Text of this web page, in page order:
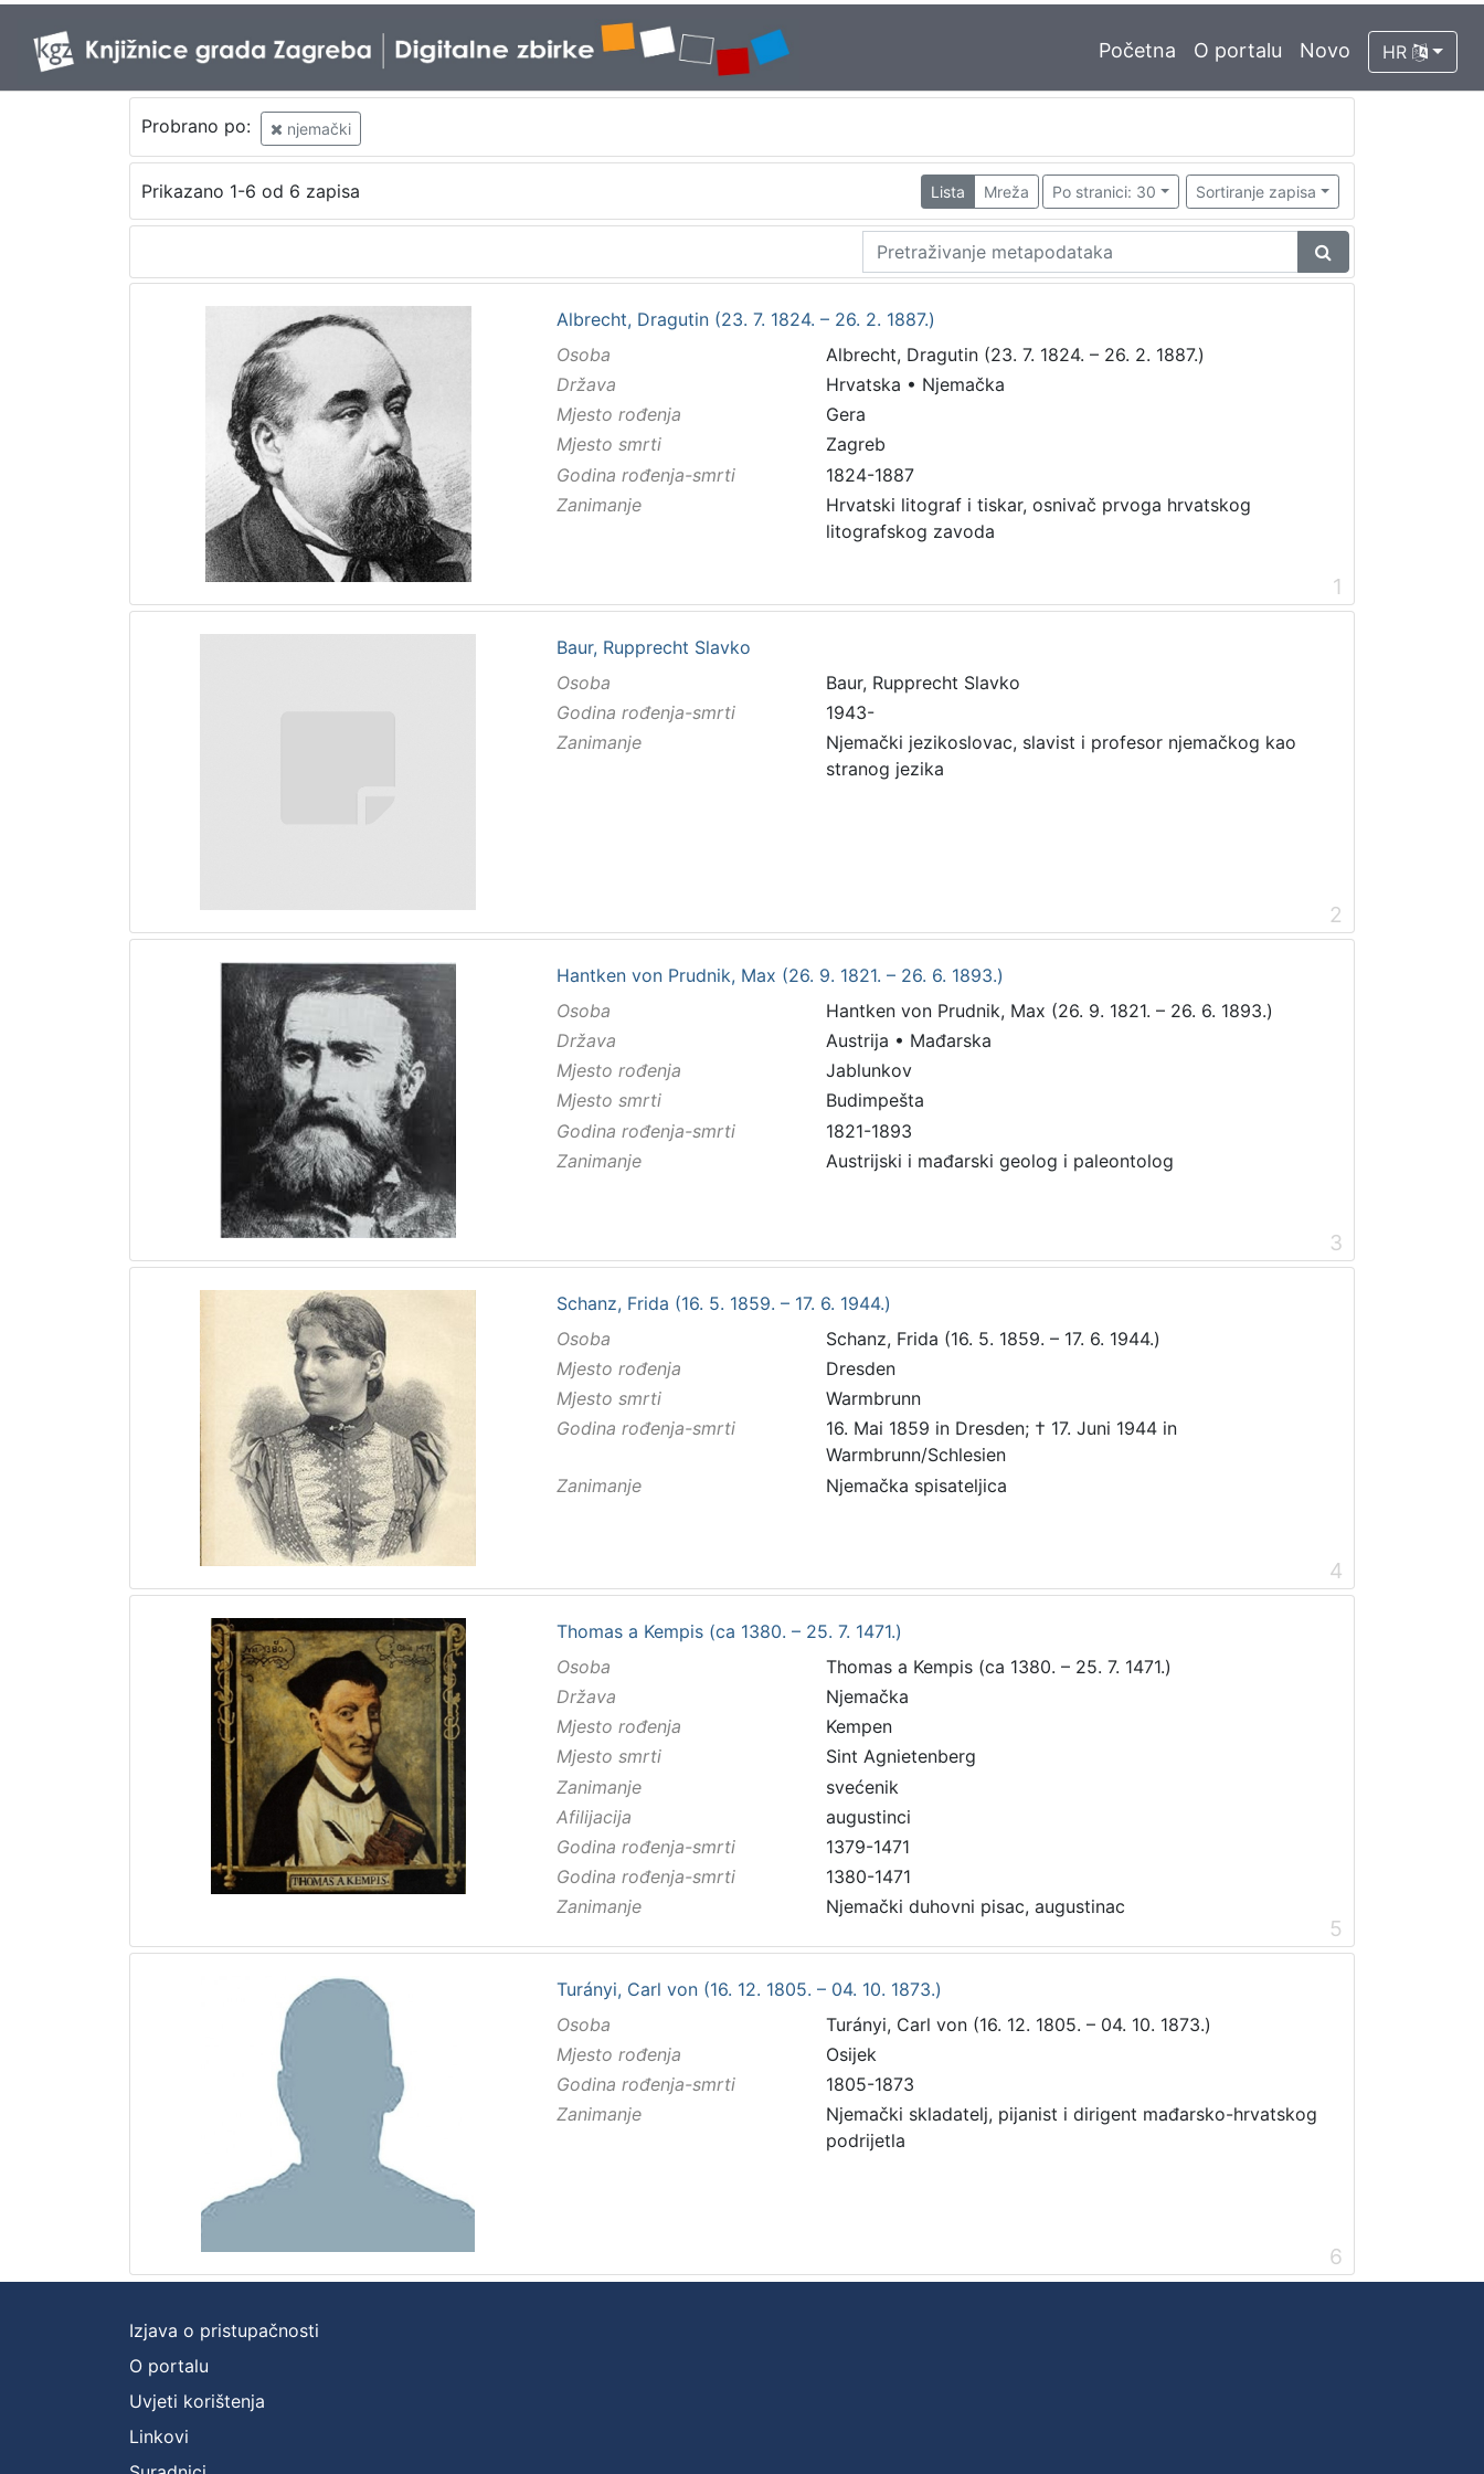
Početna O portalu Novo HR
Probrano po: njemački
Prikazano 1-6 od 6 zapisa Lista Mreža Po stranici: 30 Sortiranje zapisa
Albrecht, Dragutin (23. 7. 1824. – 26. 2. 1887.)
Osoba
Albrecht, Dragutin (23. 7. 1824. – 26. 2. 1887.)
Država
Hrvatska • Njemačka
Mjesto rođenja
Gera
Mjesto smrti
Zagreb
Godina rođenja-smrti
1824-1887
Zanimanje
Hrvatski litograf i tiskar, osnivač prvoga hrvatskog
litografskog zavoda
1
Baur, Rupprecht Slavko
Osoba
Baur, Rupprecht Slavko
Godina rođenja-smrti
1943-
Zanimanje
Njemački jezikoslovac, slavist i profesor njemačkog kao
stranog jezika
2
Hantken von Prudnik, Max (26. 9. 1821. – 26. 6. 1893.)
Osoba
Hantken von Prudnik, Max (26. 9. 1821. – 26. 6. 1893.)
Država
Austrija • Mađarska
Mjesto rođenja
Jablunkov
Mjesto smrti
Budimpešta
Godina rođenja-smrti
1821-1893
Zanimanje
Austrijski i mađarski geolog i paleontolog
3
Schanz, Frida (16. 5. 1859. – 17. 6. 1944.)
Osoba
Schanz, Frida (16. 5. 1859. – 17. 6. 1944.)
Mjesto rođenja
Dresden
Mjesto smrti
Warmbrunn
Godina rođenja-smrti
16. Mai 1859 in Dresden; † 17. Juni 1944 in
Warmbrunn/Schlesien
Zanimanje
Njemačka spisateljica
4
Thomas a Kempis (ca 1380. – 25. 7. 1471.)
Osoba
Thomas a Kempis (ca 1380. – 25. 7. 1471.)
Država
Njemačka
Mjesto rođenja
Kempen
Mjesto smrti
Sint Agnietenberg
Zanimanje
svećenik
Afilijacija
augustinci
Godina rođenja-smrti
1379-1471
Godina rođenja-smrti
1380-1471
Zanimanje
5
Turányi, Carl von (16. 12. 1805. – 04. 10. 1873.)
Osoba
Turányi, Carl von (16. 12. 1805. – 04. 10. 1873.)
Mjesto rođenja
Osijek
Godina rođenja-smrti
1805-1873
Zanimanje
Njemački skladatelj, pijanist i dirigent mađarsko-hrvatskog
podrijetla
6
Izjava o pristupačnosti
O portalu
Uvjeti korištenja
Linkovi